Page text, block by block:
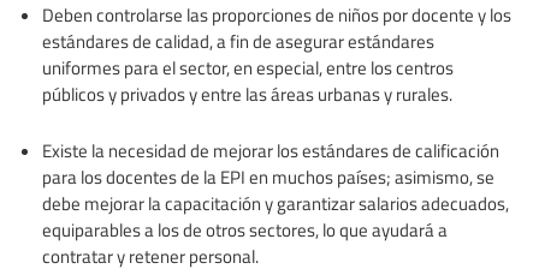
Deben controlarse las proporciones de niños por docente y los
estándares de calidad, a fin de asegurar estándares
uniformes para el sector, en especial, entre los centros
públicos y privados y entre las áreas urbanas y rurales.
Existe la necesidad de mejorar los estándares de calificación
para los docentes de la EPI en muchos países; asimismo, se
debe mejorar la capacitación y garantizar salarios adecuados,
equiparables a los de otros sectores, lo que ayudará a
contratar y retener personal.